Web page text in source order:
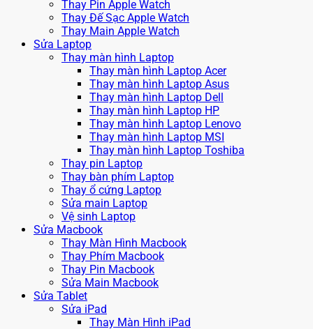
Thay Pin Apple Watch
Thay Đế Sạc Apple Watch
Thay Main Apple Watch
Sửa Laptop
Thay màn hình Laptop
Thay màn hình Laptop Acer
Thay màn hình Laptop Asus
Thay màn hình Laptop Dell
Thay màn hình Laptop HP
Thay màn hình Laptop Lenovo
Thay màn hình Laptop MSI
Thay màn hình Laptop Toshiba
Thay pin Laptop
Thay bàn phím Laptop
Thay ổ cứng Laptop
Sửa main Laptop
Vệ sinh Laptop
Sửa Macbook
Thay Màn Hình Macbook
Thay Phím Macbook
Thay Pin Macbook
Sửa Main Macbook
Sửa Tablet
Sửa iPad
Thay Màn Hình iPad